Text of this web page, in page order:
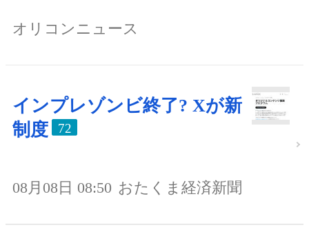
オリコンニュース
インプレゾンビ終了? Xが新
制度
72
08月08日 08:50 おたくま経済新聞